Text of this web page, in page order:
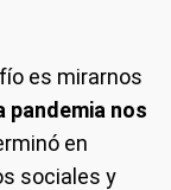
es mirarnos
pandemia nos
en
sociales y